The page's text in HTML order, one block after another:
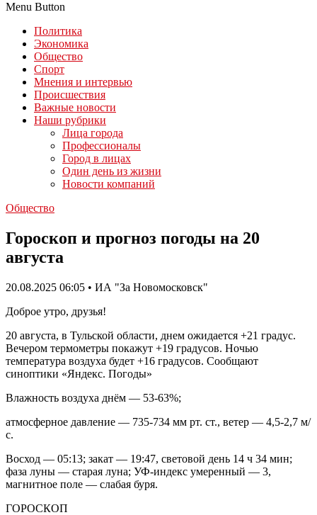
Menu Button
Политика
Экономика
Общество
Спорт
Мнения и интервью
Происшествия
Важные новости
Наши рубрики
Лица города
Профессионалы
Город в лицах
Один день из жизни
Новости компаний
Общество
Гороскоп и прогноз погоды на 20
августа
20.08.2025 06:05 • ИА "За Новомосковск"
Доброе утро, друзья!
20 августа, в Тульской области, днем ожидается +21 градус.
Вечером термометры покажут +19 градусов. Ночью
температура воздуха будет +16 градусов. Сообщают
синоптики «Яндекс. Погоды»
Влажность воздуха днём — 53-63%;
атмосферное давление — 735-734 мм рт. ст., ветер — 4,5-2,7 м/
с.
Восход — 05:13; закат — 19:47, световой день 14 ч 34 мин;
фаза луны — старая луна; УФ-индекс умеренный — 3,
магнитное поле — слабая буря.
ГОРОСКОП